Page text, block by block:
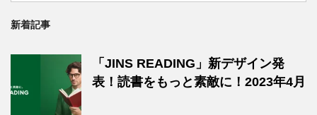
新着記事
「JINS READING」新デザイン発
表！読書をもっと素敵に！2023年4月